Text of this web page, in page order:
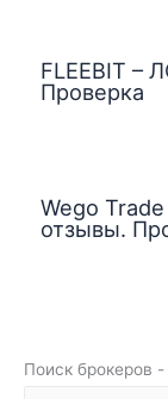
Поиск брокеров
FLEEBIT –
Проверка
Wego
отзывы.